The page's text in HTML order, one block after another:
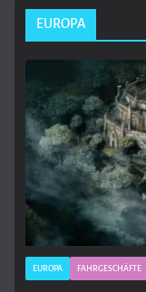
EUROPA
EUROPA FAHRGESCHÄFTE